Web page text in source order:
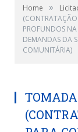
Home »
PROFUNDOS
DEMANDAS DA
COMUNITÁRIA)
TOMADA